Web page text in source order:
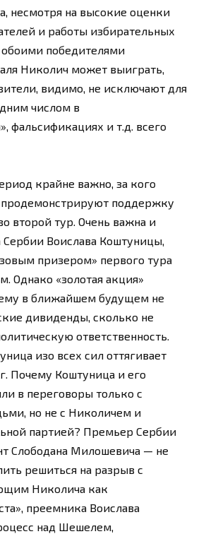
несмотря на высокие оценки
и работы избирательных
победителями
Николич может выиграть,
видимо, не исключают для
числом в
фальсификациях и т.д. всего
крайне важно, за кого
поддержку
второй тур. Очень важна и
Воислава Коштуницы,
призером» первого тура
Однако «золотая акция»
в ближайшем будущем не
дивиденды, сколько не
ответственность.
изо всех сил оттягивает
Почему Коштуница и его
в переговоры только с
но не с Николичем и
партией? Премьер Сербии
Слободана Милошевича — не
решиться на разрыв с
Николича как
преемника Воислава
над Шешелем,